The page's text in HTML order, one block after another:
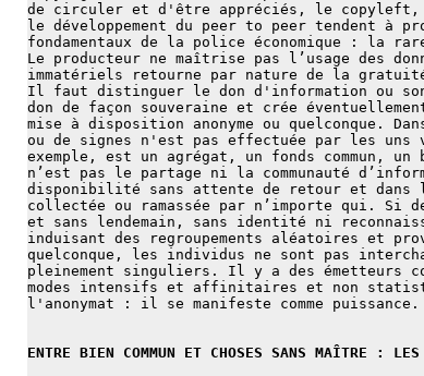
de circuler et d'être appréciés, le
le développement du peer to peer tendent à
fondamentaux de la police économique : la
Le producteur ne maîtrise pas l’usage des
immatériels retourne par nature de la
Il faut distinguer le don d'information ou son
don de façon souveraine et crée
mise à disposition anonyme ou quelconque.
ou de signes n'est pas effectuée par les
exemple, est un agrégat, un fonds commun,
n’est pas le partage ni la communauté
disponibilité sans attente de retour et dans
collectée ou ramassée par n’importe qui. Si
et sans lendemain, sans identité ni
induisant des regroupements aléatoires et
quelconque, les individus ne sont pas
pleinement singuliers. Il y a des émetteurs
modes intensifs et affinitaires et non
l'anonymat : il se manifeste comme puissance.
ENTRE BIEN COMMUN ET CHOSES SANS MAÎTRE : LES